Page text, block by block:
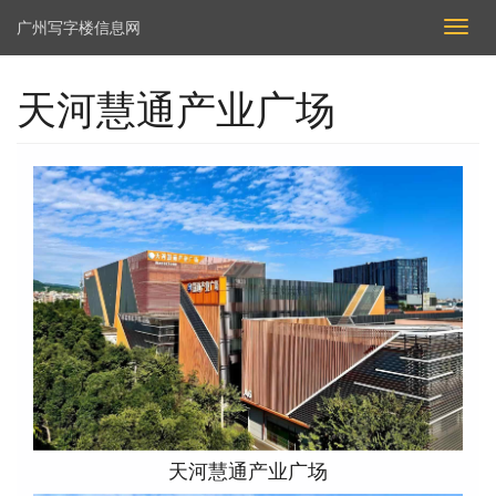
切
换
广州写字楼信息网
天河慧通产业广场
天河慧通产业广场